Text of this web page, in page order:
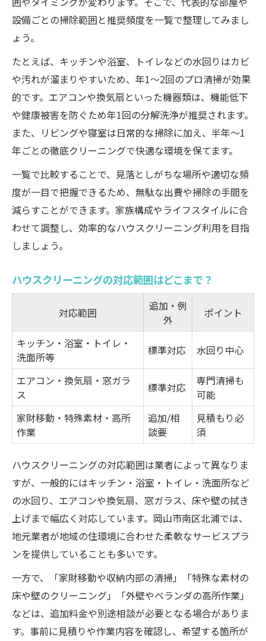
設備ごとの掃除範囲と推奨頻度を一覧で整理してみまし
ょう。
たとえば、キッチンや浴室、トイレなどの水回りはカビ
や汚れが溜まりやすいため、年1〜2回のプロ清掃が効果
的です。エアコンや換気扇といった機器類は、機能低下
や健康被害を防ぐため年1回の分解洗浄が推奨されます。
また、リビングや寝室は日常的な掃除に加え、半年〜1
年ごとの徹底クリーニングで快適な環境を保てます。
一覧で比較することで、見落としがちな場所や適切な頻
度が一目で把握できるため、無駄な出費や掃除の手間を
減らすことができます。家族構成やライフスタイルに合
わせて調整し、効率的なハウスクリーニング利用を目指
しましょう。
ハウスクリーニングの対応範囲はどこまで？
対応範囲
追加・例
外
ポイント
キッチン・浴室・トイレ・
洗面所等
標準対応 水回り中心
エアコン・換気扇・窓ガラ
ス
標準対応
専門清掃も
可能
家財移動・特殊素材・高所
作業
追加/相
談要
見積もり必
須
ハウスクリーニングの対応範囲は業者によって異なりま
すが、一般的にはキッチン・浴室・トイレ・洗面所など
の水回り、エアコンや換気扇、窓ガラス、床や壁の拭き
上げまで幅広く対応しています。岡山市南区北浦では、
地元業者が地域の住環境に合わせた柔軟なサービスプラ
ンを提供していることも多いです。
一方で、「家財移動や収納内部の清掃」「特殊な素材の
床や壁のクリーニング」「外壁やベランダの高所作業」
などは、追加料金や別途相談が必要となる場合がありま
す。事前に見積りや作業内容を確認し、希望する箇所が